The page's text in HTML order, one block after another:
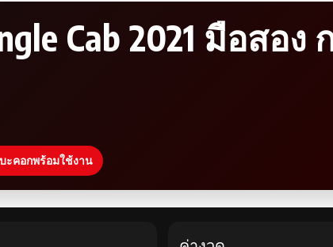
Cab 2021 มือสอง
ะคอกพร้อมใช้งาน